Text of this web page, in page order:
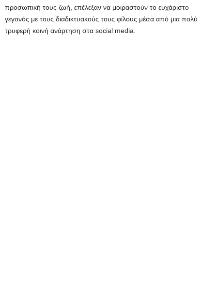
προσωπική τους ζωή, επέλεξαν να μοιραστούν το ευχάριστο
γεγονός με τους διαδικτυακούς τους φίλους μέσα από μια πολύ
τρυφερή κοινή ανάρτηση στα social media.